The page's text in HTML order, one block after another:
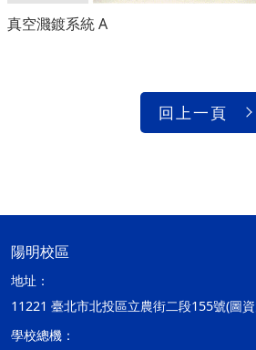
真空濺鍍系統 A
回上一頁
陽明校區
地址：
11221 臺北市北投區立農街二段155號(圖
學校總機：